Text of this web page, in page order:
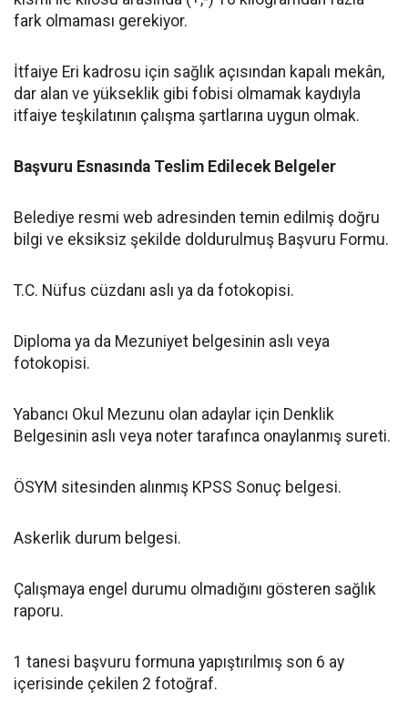
fark olmaması gerekiyor.
İtfaiye Eri kadrosu için sağlık açısından kapalı mekân,
dar alan ve yükseklik gibi fobisi olmamak kaydıyla
itfaiye teşkilatının çalışma şartlarına uygun olmak.
Başvuru Esnasında Teslim Edilecek Belgeler
Belediye resmi web adresinden temin edilmiş doğru
bilgi ve eksiksiz şekilde doldurulmuş Başvuru Formu.
T.C. Nüfus cüzdanı aslı ya da fotokopisi.
Diploma ya da Mezuniyet belgesinin aslı veya
fotokopisi.
Yabancı Okul Mezunu olan adaylar için Denklik
Belgesinin aslı veya noter tarafınca onaylanmış sureti.
ÖSYM sitesinden alınmış KPSS Sonuç belgesi.
Askerlik durum belgesi.
Çalışmaya engel durumu olmadığını gösteren sağlık
raporu.
1 tanesi başvuru formuna yapıştırılmış son 6 ay
içerisinde çekilen 2 fotoğraf.